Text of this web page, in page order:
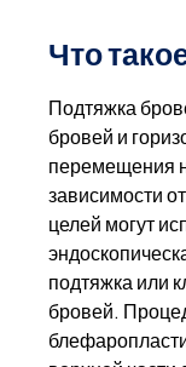
Что
Подтяжка
бровей и
перемещения
зависимости
целей могут
подтяжка или
бровей.